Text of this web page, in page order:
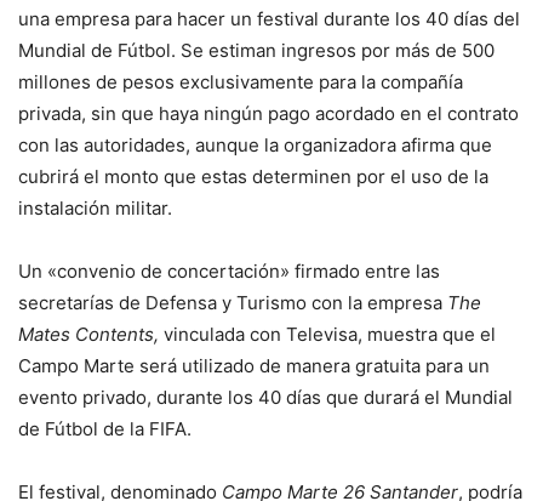
una empresa para hacer un festival durante los 40 días del
Mundial de Fútbol. Se estiman ingresos por más de 500
millones de pesos exclusivamente para la compañía
privada, sin que haya ningún pago acordado en el contrato
con las autoridades, aunque la organizadora afirma que
cubrirá el monto que estas determinen por el uso de la
instalación militar.
Un «convenio de concertación» firmado entre las
secretarías de Defensa y Turismo con la empresa The
Mates Contents, vinculada con Televisa, muestra que el
Campo Marte será utilizado de manera gratuita para un
evento privado, durante los 40 días que durará el Mundial
de Fútbol de la FIFA.
El festival, denominado Campo Marte 26 Santander, podría